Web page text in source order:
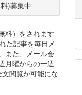
)募集中
料）をされます
た記事を毎日メ
また、メール会
月曜からの一週
閲覧が可能にな